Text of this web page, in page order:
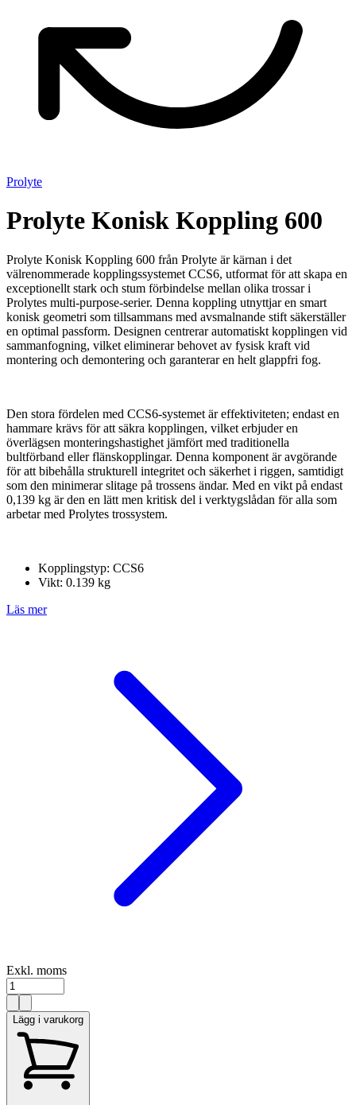
Prolyte
Prolyte Konisk Koppling 600
Prolyte Konisk Koppling 600 från Prolyte är kärnan i det
välrenommerade kopplingssystemet CCS6, utformat för att skapa en
exceptionellt stark och stum förbindelse mellan olika trossar i
Prolytes multi-purpose-serier. Denna koppling utnyttjar en smart
konisk geometri som tillsammans med avsmalnande stift säkerställer
en optimal passform. Designen centrerar automatiskt kopplingen vid
sammanfogning, vilket eliminerar behovet av fysisk kraft vid
montering och demontering och garanterar en helt glappfri fog.
Den stora fördelen med CCS6-systemet är effektiviteten; endast en
hammare krävs för att säkra kopplingen, vilket erbjuder en
överlägsen monteringshastighet jämfört med traditionella
bultförband eller flänskopplingar. Denna komponent är avgörande
för att bibehålla strukturell integritet och säkerhet i riggen, samtidigt
som den minimerar slitage på trossens ändar. Med en vikt på endast
0,139 kg är den en lätt men kritisk del i verktygslådan för alla som
arbetar med Prolytes trossystem.
Kopplingstyp: CCS6
Vikt: 0.139 kg
Läs mer
Exkl. moms
Lägg i varukorg